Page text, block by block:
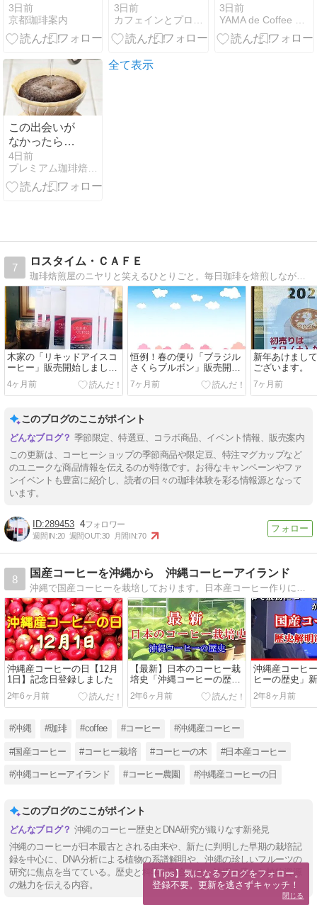
町柳 桝形商店
街）
3日前
京都珈琲案内
100回やって
みた。
3日前
カフェインとプロテインの日々
ネノカミソリ
と、山小屋の
アイスコーヒ
3日前
YAMA de Coffee 山旅日記
この出会いが
なかったら、
私は一生珈琲
とは縁のない
人生だったの
4日前
プレミアム珈琲焙煎士 山口耕一のブログ
全て表示
7
ロスタイム・ＣＡＦＥ
珈琲焙煎屋のニヤリと笑えるひとりごと。毎日珈琲を焙煎しながら個性豊かなお客様たちとスローライフ満喫中！
木家の「リキッドアイスコ
ーヒー」販売開始しまし
た！！
4ヶ月前
恒例！春の便り「ブラジル
さくらブルボン」販売開始
です！！
7ヶ月前
新年あけまし
ございます。
7ヶ月前
このブログのここがポイント
季節限定、特選豆、コラボ商品、イベント情報、販売案内
この更新は、コーヒーショップの季節商品や限定豆、特注マグカップなど
のユニークな商品情報を伝えるのが特徴です。お得なキャンペーンやファ
ンイベントも豊富に紹介し、読者の日々の珈琲体験を彩る情報源となって
います。
289453 4
週間IN:20 週間OUT:30 月間IN:70
8
国産コーヒーを沖縄から 沖縄コーヒーアイランド
沖縄産コーヒーの日【12月
1日】記念日登録しました
2年6ヶ月前
【最新】日本のコーヒー栽
培史「沖縄コーヒーの歴
史」
2年6ヶ月前
沖縄産コーヒ
ヒーの歴史」
2年8ヶ月前
#沖縄 #珈琲 #coffee #コーヒー #沖縄産コーヒー
#国産コーヒー #コーヒー栽培 #コーヒーの木 #日本産コーヒー
#沖縄コーヒーアイランド #コーヒー農園 #沖縄産コーヒーの日
このブログのここがポイント
沖縄のコーヒー歴史とDNA研究が織りなす新発見
沖縄のコーヒーが日本最古とされる由来や、新たに判明した早期の栽培記
録を中心に、DNA分析による植物の系譜解明や、沖縄の珍しいフルーツの
研究に焦点を当てている。歴史と科学を融合させ、沖縄の豊かな植物資源
の魅力を伝える内容。
【Tips】気になるブログをフォロー。
登録不要。更新を逃さずキャッチ！
閉じる